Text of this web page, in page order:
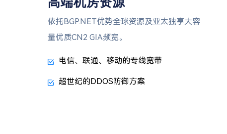
依托BGP.NET优势全球资源及亚太独享大容
量优质CN2 GIA频宽。
电信、联通、移动的专线宽带
超世纪的DDOS防御方案